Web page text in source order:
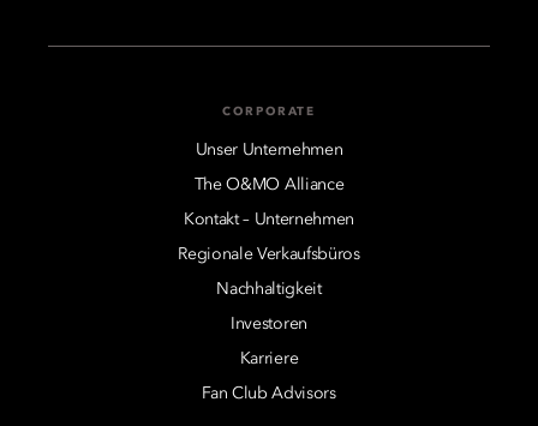
CORPORATE
Unser Unternehmen
The O&MO Alliance
Kontakt – Unternehmen
Regionale Verkaufsbüros
Nachhaltigkeit
Investoren
Karriere
Fan Club Advisors